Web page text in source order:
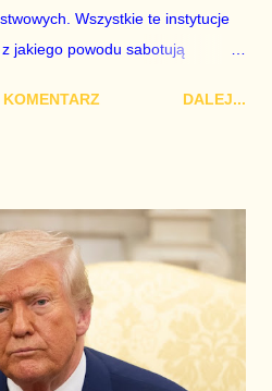
Wszystkie te instytucje
jakiego powodu sabotują
że pobyt Ziobry w USA
premiera będzie to
władzy. Cała sprawa
Tuska ze zwykłej drogi w
DALEJ...